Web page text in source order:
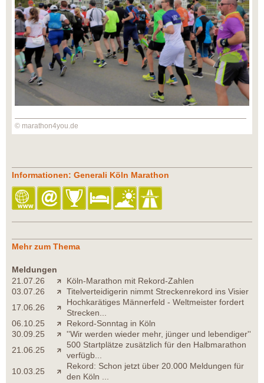
© marathon4you.de
Informationen: Generali Köln Marathon
Mehr zum Thema
Meldungen
21.07.26
Köln-Marathon mit Rekord-Zahlen
03.07.26
Titelverteidigerin nimmt Streckenrekord ins Visier
17.06.26
Hochkarätiges Männerfeld - Weltmeister fordert
Strecken...
06.10.25
Rekord-Sonntag in Köln
30.09.25
''Wir werden wieder mehr, jünger und lebendiger''
21.06.25
500 Startplätze zusätzlich für den Halbmarathon
verfügb...
10.03.25
Rekord: Schon jetzt über 20.000 Meldungen für
den Köln ...